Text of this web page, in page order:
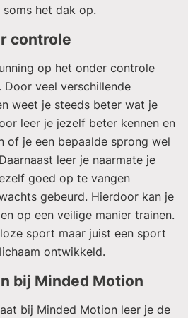
het dak op.
controle
op het onder controle
Door veel verschillende
weet je steeds beter wat je
leer je jezelf beter kennen en
of je een bepaalde sprong wel
leer je naarmate je
goed op te vangen
gebeurd. Hierdoor kan je
op een veilige manier trainen.
sport maar juist een sport
ontwikkeld.
bij Minded Motion
bij Minded Motion leer je de